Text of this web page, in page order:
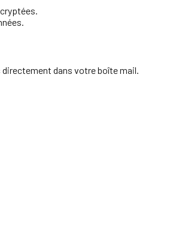
dans votre boîte mail.